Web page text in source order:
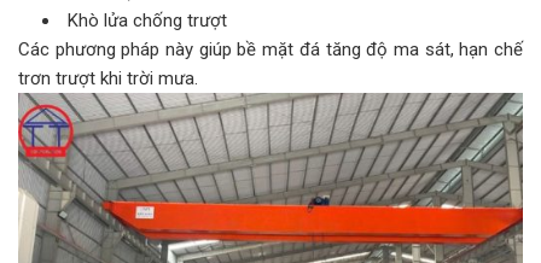
Khò lửa chống trượt
Các phương pháp này giúp bề mặt đá tăng độ ma sát, hạn chế
trơn trượt khi trời mưa.